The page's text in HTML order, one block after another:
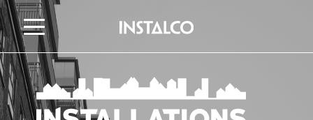
Hoppa till innehåll